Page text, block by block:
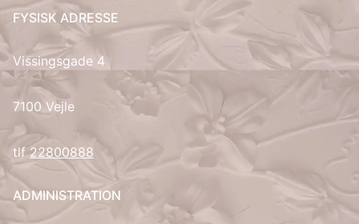
PT
ES
UK
FYSISK ADRESSE
Vissingsgade 4
7100 Vejle
tlf22800888
ADMINISTRATION